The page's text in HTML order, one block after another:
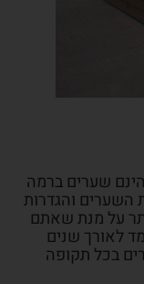
שערים ברמה
השערים והגדרות
על מנת שאתם
לאורך שנים
בכל תקופה